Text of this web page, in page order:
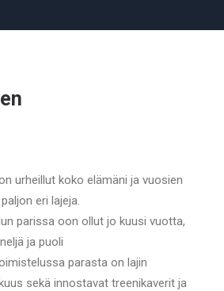
urheillut koko elämäni ja vuosien
eri lajeja.
parissa oon ollut jo kuusi vuotta,
ja puoli
parasta on lajin
sekä innostavat treenikaverit ja